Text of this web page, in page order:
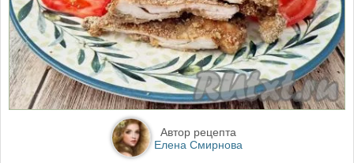
Автор рецепта
Елена Смирнова